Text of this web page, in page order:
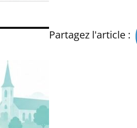
Partagez l'article :